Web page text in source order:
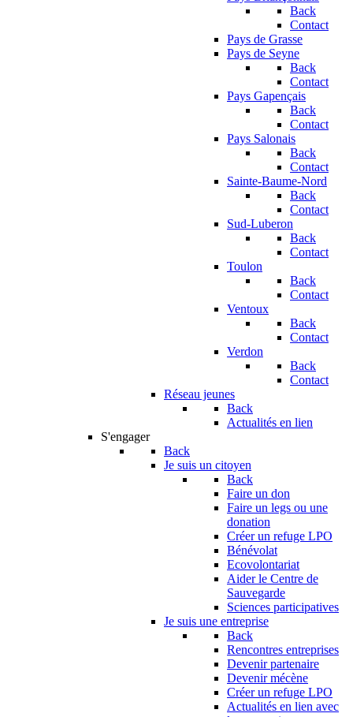
Back
Contact
Pays de Grasse
Pays de Seyne
Back
Contact
Pays Gapençais
Back
Contact
Pays Salonais
Back
Contact
Sainte-Baume-Nord
Back
Contact
Sud-Luberon
Back
Contact
Toulon
Back
Contact
Ventoux
Back
Contact
Verdon
Back
Contact
Réseau jeunes
Back
Actualités en lien
S'engager
Back
Je suis un citoyen
Back
Faire un don
Faire un legs ou une
donation
Créer un refuge LPO
Bénévolat
Ecovolontariat
Aider le Centre de
Sauvegarde
Sciences participatives
Je suis une entreprise
Back
Rencontres entreprises
Devenir partenaire
Devenir mécène
Créer un refuge LPO
Actualités en lien avec